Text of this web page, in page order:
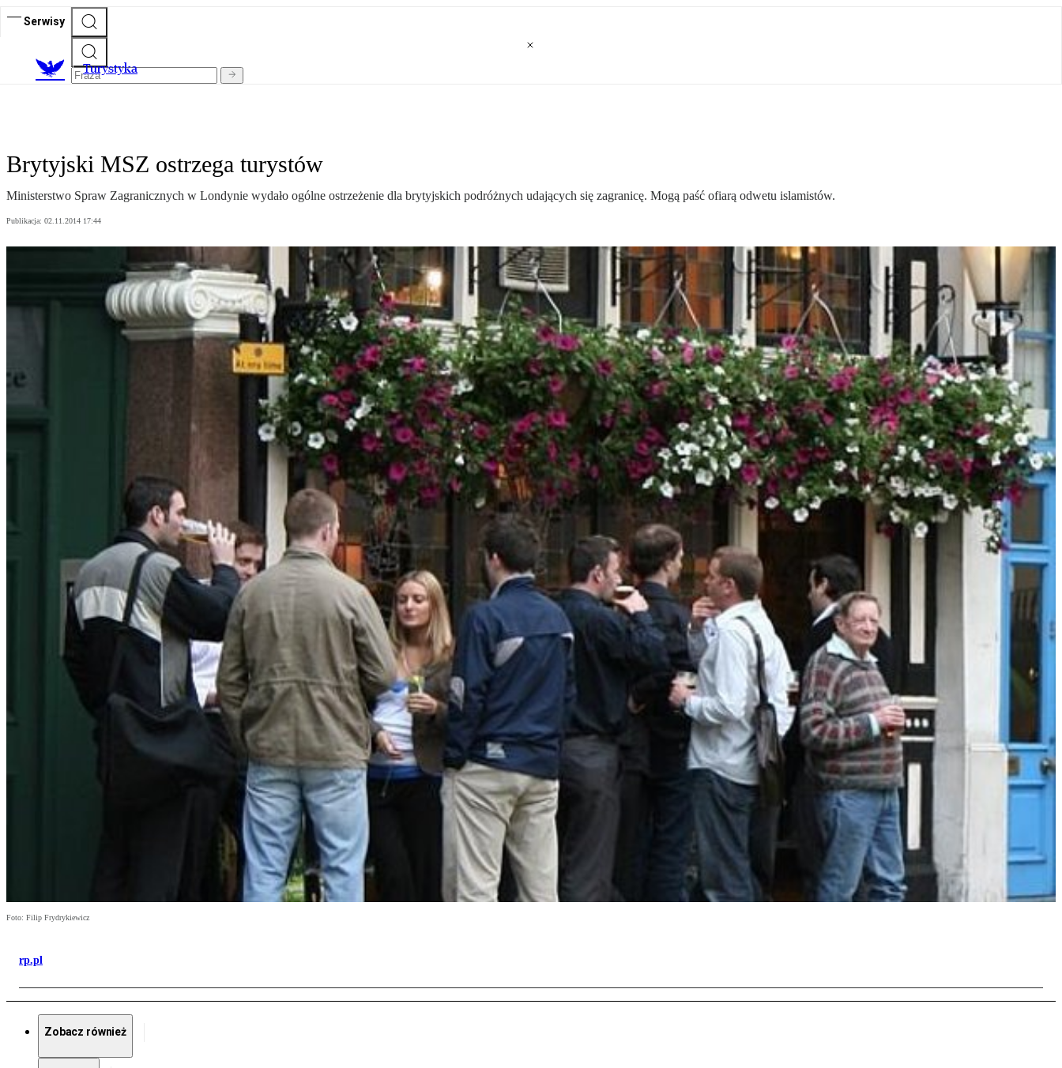
Serwisy
Turystyka
Brytyjski MSZ ostrzega turystów
Ministerstwo Spraw Zagranicznych w Londynie wydało ogólne ostrzeżenie dla brytyjskich podróżnych udających się zagranicę. Mogą paść ofiarą odwetu islamistów.
Publikacja: 02.11.2014 17:44
Foto: Filip Frydrykiewicz
rp.pl
Zobacz również